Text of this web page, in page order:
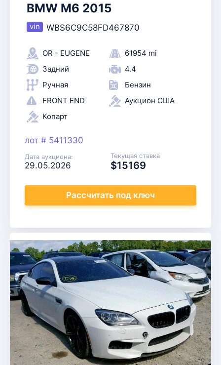
BMW M6 2015
WBS6C9C58FD467870
OR - EUGENE
61954 mi
Задний
4.4
Ручная
Бензин
FRONT END
Аукцион США
Копарт
лот # 5411330
Дата аукциона:
29.05.2026
Текущая ставка
$15169
Рассчитать под ключ